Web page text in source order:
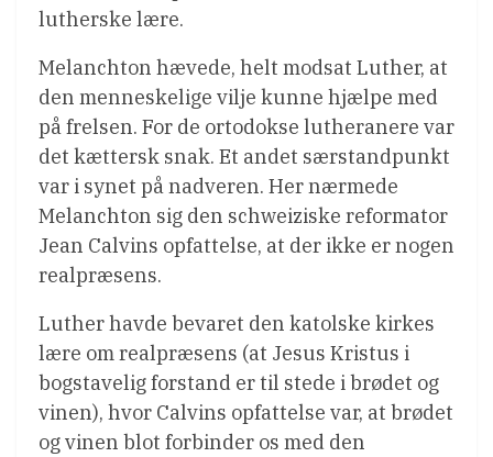
lutherske lære.
Melanchton hævede, helt modsat Luther, at
den menneskelige vilje kunne hjælpe med
på frelsen. For de ortodokse lutheranere var
det kættersk snak. Et andet særstandpunkt
var i synet på nadveren. Her nærmede
Melanchton sig den schweiziske reformator
Jean Calvins opfattelse, at der ikke er nogen
realpræsens.
Luther havde bevaret den katolske kirkes
lære om realpræsens (at Jesus Kristus i
bogstavelig forstand er til stede i brødet og
vinen), hvor Calvins opfattelse var, at brødet
og vinen blot forbinder os med den